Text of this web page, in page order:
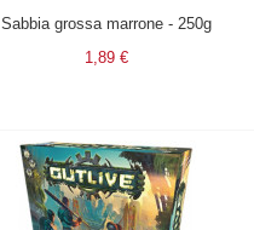
Sabbia grossa marrone - 250g
1,89 €